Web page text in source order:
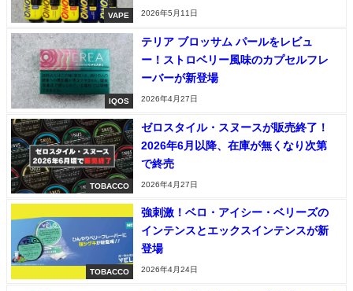
VAPE 2026年5月11日
IQOS
テリア ブロッサム パールをレビュ
ー！ストロベリー風味のカプセルフレ
ーバーが新登場
2026年4月27日
TOBACCO
ゼロスタイル・スヌースが販売終了！
2026年6月以降、在庫が無くなり次第
で終売
2026年4月27日
TOBACCO
強刺激！ベロ・アイシー・ベリーズの
インテンスとエックスインテンスが新
登場
2026年4月24日